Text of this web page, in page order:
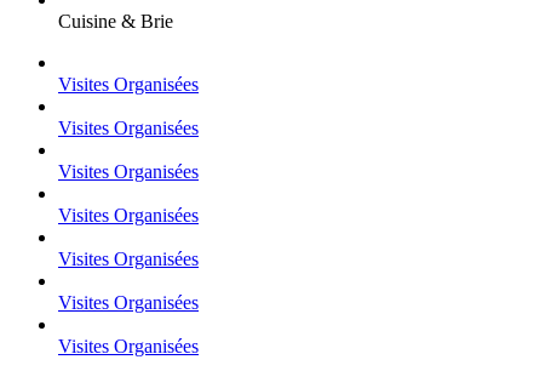
Cuisine & Brie
Visites Organisées
Visites Organisées
Visites Organisées
Visites Organisées
Visites Organisées
Visites Organisées
Visites Organisées